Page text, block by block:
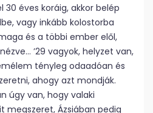
30 éves koráig, akkor belép
vagy inkább kolostorba
és a többi ember elől,
’29 vagyok, helyzet van,
tényleg odaadóan és
ahogy azt mondják.
úgy van, hogy valaki
megszeret, Ázsiában pedig